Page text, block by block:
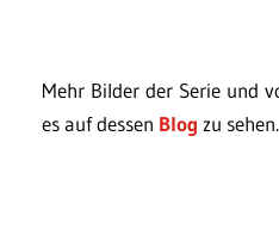
Mehr Bilder der Serie und
es auf dessen Blog zu sehen.